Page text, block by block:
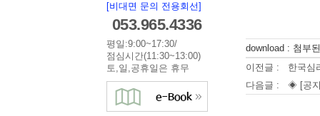
[비대면 문의 전용회선]
053.965.4336
평일:9:00~17:30/
점심시간(11:30~13:00)
토,일,공휴일은 휴무
download : 첨부
이전글 : 한국심
다음글 : ◈ [공